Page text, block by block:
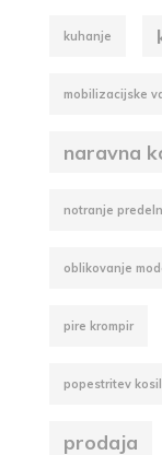
kuhanje
mobilizacijske
naravna
notranje
oblikovanje
pire krompir
popestritev
prodaja